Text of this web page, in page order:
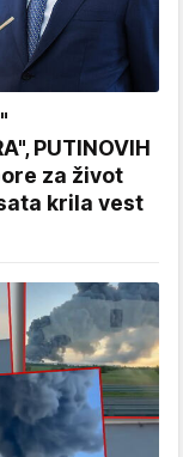
PUTINOVIH
za život
krila vest